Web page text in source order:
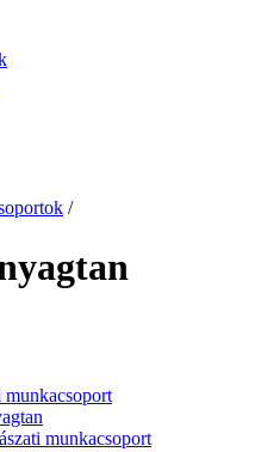
/
munkacsoport